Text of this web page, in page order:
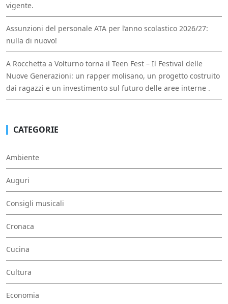
vigente.
Assunzioni del personale ATA per l’anno scolastico 2026/27:
nulla di nuovo!
A Rocchetta a Volturno torna il Teen Fest – Il Festival delle
Nuove Generazioni: un rapper molisano, un progetto costruito
dai ragazzi e un investimento sul futuro delle aree interne .
CATEGORIE
Ambiente
Auguri
Consigli musicali
Cronaca
Cucina
Cultura
Economia